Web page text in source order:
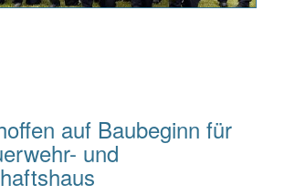
auf Baubeginn für
und